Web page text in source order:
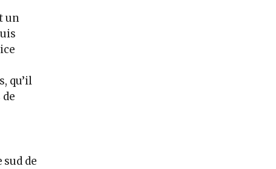
un
qu’il
sud de